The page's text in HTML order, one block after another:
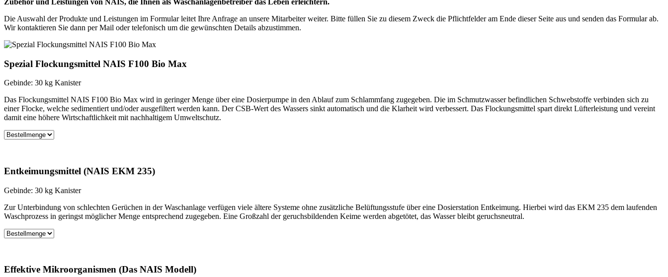
Die Auswahl der Produkte und Leistungen im Formular leitet Ihre Anfrage an unsere Mitarbeiter weiter. Bitte füllen Sie zu diesem Zweck die Pflichtfelder am Ende dieser Seite aus und senden das Formular ab.
Wir kontaktieren Sie dann per Mail oder telefonisch um die gewünschten Details abzustimmen.
Spezial Flockungsmittel NAIS F100 Bio Max
Gebinde: 30 kg Kanister
Das Flockungsmittel NAIS F100 Bio Max wird in geringer Menge über eine Dosierpumpe in den Ablauf zum Schlammfang zugegeben. Die im Schmutzwasser befindlichen Schwebstoffe verbinden sich zu
einer Flocke, welche sedimentiert und/oder ausgefiltert werden kann. Der CSB-Wert des Wassers sinkt automatisch und die Klarheit wird verbessert. Das Flockungsmittel spart direkt Lüfterleistung und vereint
damit eine höhere Wirtschaftlichkeit mit nachhaltigem Umweltschutz.
Entkeimungsmittel (NAIS EKM 235)
Gebinde: 30 kg Kanister
Zur Unterbindung von schlechten Gerüchen in der Waschanlage verfügen viele ältere Systeme ohne zusätzliche Belüftungsstufe über eine Dosierstation Entkeimung. Hierbei wird das EKM 235 dem laufenden
Waschprozess in geringst möglicher Menge entsprechend zugegeben. Eine Großzahl der geruchsbildenden Keime werden abgetötet, das Wasser bleibt geruchsneutral.
Effektive Mikroorganismen (Das NAIS Modell)